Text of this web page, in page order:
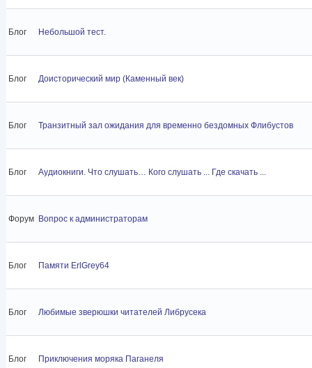
Блог Небольшой тест.
Блог Доисторический мир (Каменный век)
Блог Транзитный зал ожидания для временно бездомных Флибустов
Блог Аудиокниги. Что слушать… Кого слушать ... Где скачать ...
Форум Вопрос к администраторам
Блог Памяти ErlGrey64
Блог Любимые зверюшки читателей Либрусека
Блог Приключения моряка Паганеля